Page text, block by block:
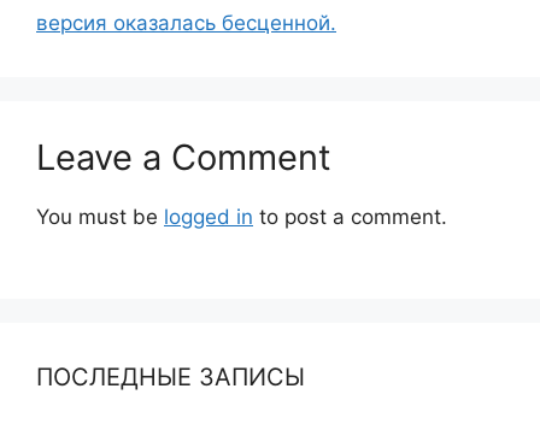
версия оказалась бесценной.
Leave a Comment
You must be logged in to post a comment.
ПОСЛЕДНЫЕ ЗАПИСЫ